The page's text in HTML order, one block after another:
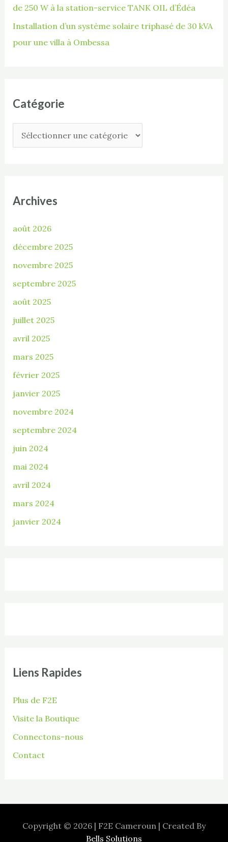
de 250 W à la station-service TANK OIL d’Édéa
Installation d’un système solaire triphasé de 30 kVA
pour une villa à Ombessa
Catégorie
Archives
août 2026
décembre 2025
novembre 2025
septembre 2025
août 2025
juillet 2025
avril 2025
mars 2025
février 2025
janvier 2025
novembre 2024
septembre 2024
juin 2024
mai 2024
avril 2024
mars 2024
janvier 2024
Liens Rapides
Plus de F2E
Visite la Boutique
Connectons-nous
Contact
Copyright © 2026 | F2E Cameroun | Created By
Bells Solutions